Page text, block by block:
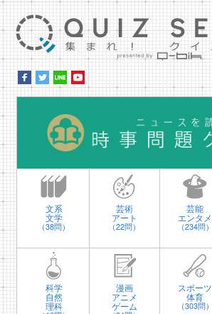
文系
文学
（38問）
芸術
アート
（22問）
芸能
エンタメ
（234問）
科学
自然
理科
漫画
アニメ
ゲーム
スポーツ
体育
（303問）